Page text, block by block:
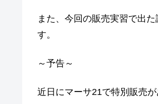
また、今回の販売実習で出
す。
～予告～
近日にマーサ21で特別販売が